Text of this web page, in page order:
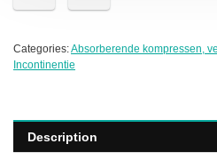
Categories:Absorberende kompressen,
Incontinentie
Description